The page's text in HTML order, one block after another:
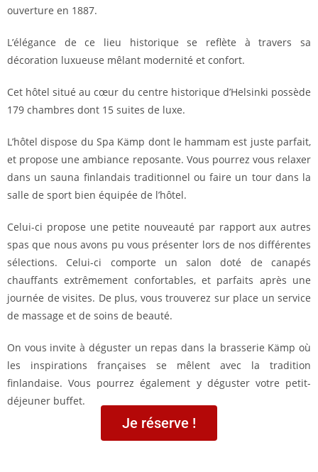
ouverture en 1887.
L’élégance de ce lieu historique se reflète à travers sa
décoration luxueuse mêlant modernité et confort.
Cet hôtel situé au cœur du centre historique d’Helsinki possède
179 chambres dont 15 suites de luxe.
L’hôtel dispose du Spa Kämp dont le hammam est juste parfait,
et propose une ambiance reposante. Vous pourrez vous relaxer
dans un sauna finlandais traditionnel ou faire un tour dans la
salle de sport bien équipée de l’hôtel.
Celui-ci propose une petite nouveauté par rapport aux autres
spas que nous avons pu vous présenter lors de nos différentes
sélections. Celui-ci comporte un salon doté de canapés
chauffants extrêmement confortables, et parfaits après une
journée de visites. De plus, vous trouverez sur place un service
de massage et de soins de beauté.
On vous invite à déguster un repas dans la brasserie Kämp où
les inspirations françaises se mêlent avec la tradition
finlandaise. Vous pourrez également y déguster votre petit-
déjeuner buffet.
Je réserve !